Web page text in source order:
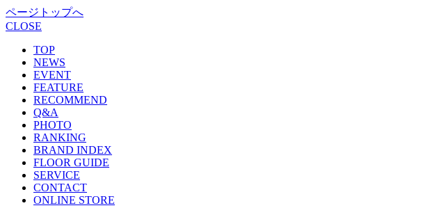
ページトップへ
CLOSE
TOP
NEWS
EVENT
FEATURE
RECOMMEND
Q&A
PHOTO
RANKING
BRAND INDEX
FLOOR GUIDE
SERVICE
CONTACT
ONLINE STORE